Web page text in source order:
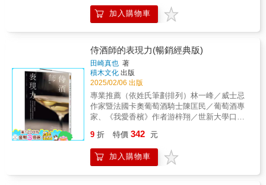
色、細緻圖畫、均衡構圖於一身，宛如手中那
杯Pomerol的Merlot！──聶汎勳／《酒瓶裡的
品飲美學》作者 （依姓名筆畫順序）
酒；也謝謝Wine O'Clock的柏豪與Wine Caf?的
Adrian提供場地；更要謝謝華碩的狐狸兄與海
運界的人資櫻桃妹協助，幫忙拍攝葡萄酒。 最
後，也謝謝身邊酒友的支持與敦促，更希望每
位酒友，都能找到自己喜歡的葡萄酒，
Cheers！
「酒」，更是商業人士必備的社交禮儀和共通
語言。 ◎葡萄酒傳統大國──法國，以波爾多和
布根地兩個地區最有名‧波爾多，高級的同義
上，有超過70%的葡萄酒都來自波爾多， 投
資客都是用箱在囤貨，因為只要來歷清楚，不
怕沒有買家。‧布根地，拿破崙與舉世最富小女
孩的最愛 這地方出產的一款酒，好喝到作者
的老闆親嘗後，就因太美味而從椅子跌落。
還有一款「克羅‧帕宏圖」，更創下拍賣史上最
高紀錄。 白馬酒莊出產的一款1947年葡萄
高居世界第一──義大利美酒，自己人喝最多‧入
門者的首選，義大利葡萄酒搭配料理更美味
義大利葡萄酒不強烈且易入口，搭配當地料
理，更達到相成效果， 因此出現義大利人民
附贈「林口威士忌寶庫Whisky Treasury
Linkou」精選單桶威士忌品飲兌換券三張。★
特別收錄2024年臺灣新蒸餾所。想好好品飲／
選購威士忌卻又不知從何開始？那就絕對不能
錯過這本書！◎本書的前幾章會帶你快速掌握
威士忌的歷史、基礎知識，還有實用的品飲教
學。後半段則是專屬你的威士忌品飲筆記區，
讓你能隨時記錄每一次的威士忌品飲心得。內
容實用又有趣，無論你是剛入門的新手，還是
有經驗的威士忌愛好者，都能從中找到樂趣。
◎初次品嘗、購買威士忌的人，或許常有「店
「不是年分越高越好喝嗎？」、「這支酒這麼
貴，但喝起來和便宜的並沒有什麼不同。」等
疑惑。無需懷疑自己，當你掌握品飲威士忌的
加入購物車
侍酒師的表現力(暢銷經典版)
田崎真也 著
積木文化 出版
2025/02/06 出版
專業推薦（依姓氏筆劃排列）林一峰／威士忌
作家暨法國卡奧葡萄酒騎士陳匡民／葡萄酒專
家、《我愛香檳》作者游梓翔／世新大學口語
師磨練感官、正確傳達口味及感受的自我訓練
法 ★ 擺脫主觀意識及陳腔濫調的表現方式
★ 培養敏銳的感官，增加表達字彙的自我訓
9 折 特價 342 元
加入購物車